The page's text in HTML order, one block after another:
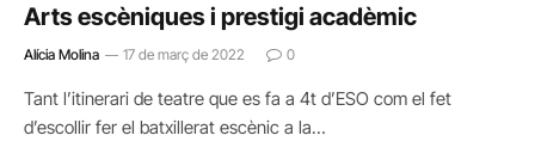
Arts escèniques i prestigi acadèmic
Alícia Molina 17 de març de 2022 0
Tant l’itinerari de teatre que es fa a 4t d’ESO com el fet
d’escollir fer el batxillerat escènic a la…